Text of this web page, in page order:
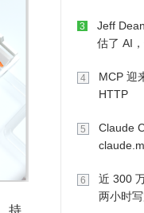
持
3
Jeff
估了 AI
4
MCP 迎
HTTP
5
Claude
6
近 300
两小时